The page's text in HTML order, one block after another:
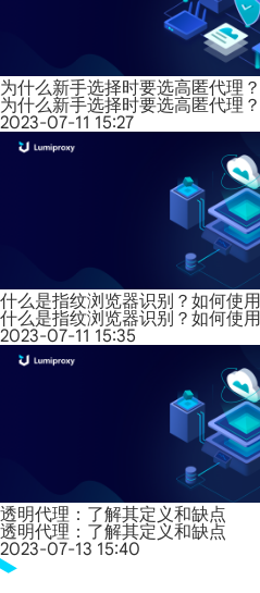
为什么新手选择时要选高匿代理？
为什么新手选择时要选高匿代理？
2023-07-11 15:27
什么是指纹浏览器识别？如何使
什么是指纹浏览器识别？如何使
2023-07-11 15:35
透明代理：了解其定义和缺点
透明代理：了解其定义和缺点
2023-07-13 15:40